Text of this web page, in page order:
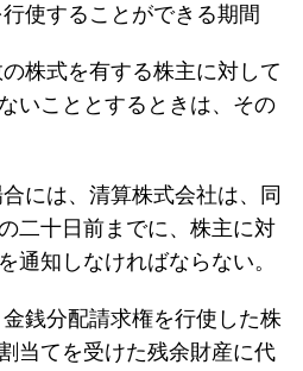
使することができる期間
株式を有する株主に対して
いこととするときは、その
には、清算株式会社は、同
二十日前までに、株主に対
通知しなければならない。
銭分配請求権を行使した株
当てを受けた残余財産に代